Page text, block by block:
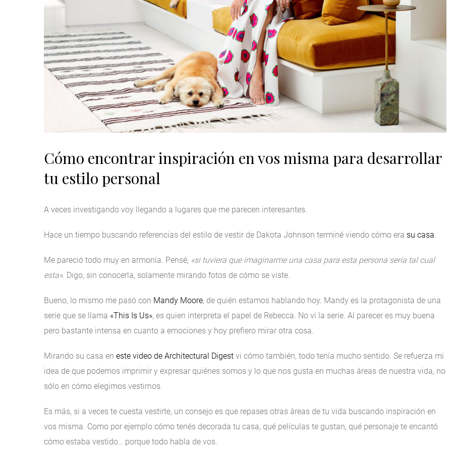
Cómo encontrar inspiración en vos misma para desarrollar
tu estilo personal
A veces investigando voy llegando a lugares que me parecen interesantes.
Hace un tiempo buscando referencias del estilo de vestir de Dakota Johnson terminé viendo cómo era su casa.
Me pareció todo muy en armonía. Pensé, «si tuviera que imaginarme una casa para esta persona sería tal cual
esta». Digo, sin conocerla, solamente mirando fotos de cómo se viste.
Bueno, lo mismo me pasó con Mandy Moore, de quién estamos hablando hoy. Mandy es la protagonista de una
serie que se llama «This Is Us», es quien interpreta el papel de Rebecca. No vi la serie. Al parecer es muy buena
pero bastante intensa en cuanto a emociones y hoy prefiero mirar otra cosa.
Mirando su casa en este video de Architectural Digest vi cómo también, todo tenía mucho sentido. Se refuerza mi
idea de que podemos imprimir y expresar quiénes somos y lo que nos gusta en muchas áreas de nuestra vida, no
sólo en cómo elegimos vestirnos.
Es más, si a veces te cuesta vestirte, un consejo es que repases otras áreas de tu vida buscando inspiración en
vos misma. Como por ejemplo cómo tenés decorada tu casa, qué películas te gustan, qué personaje te encantó
cómo estaba vestido… porque todo habla de vos.